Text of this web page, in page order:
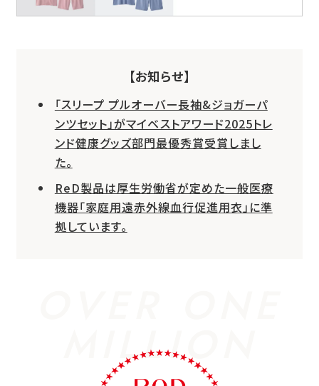
【お知らせ】
「スリープ プルオーバー長袖&ジョガーパ
ンツセット」がマイベストアワード2025トレ
ンド健康グッズ部門最優秀賞受賞しまし
た。
ReD製品は厚生労働省が定めた一般医療
機器「家庭用遠赤外線血行促進用衣」に準
拠しています。
MILLION